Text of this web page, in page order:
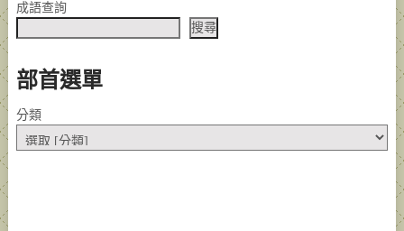
成語查詢
搜尋
部首選單
分類